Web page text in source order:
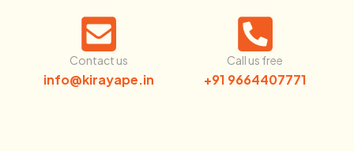
Contact us
info@kirayape.in
Call us free
+91 9664407771